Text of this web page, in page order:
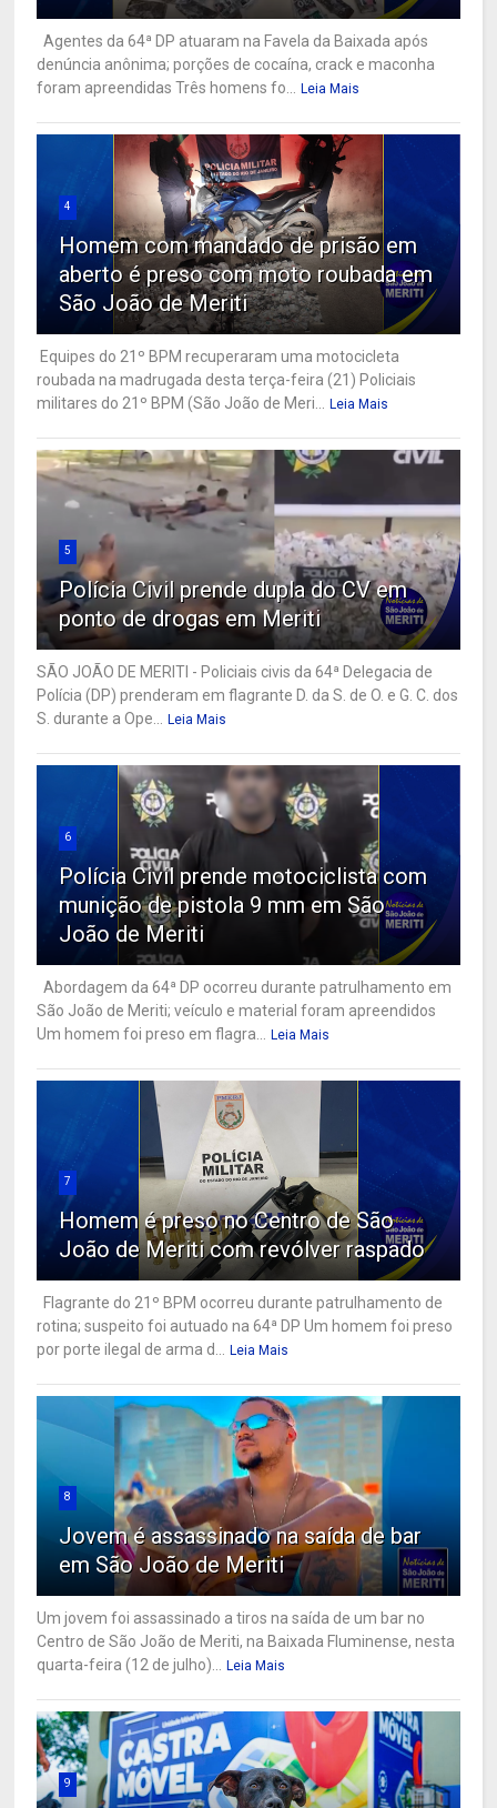
Agentes da 64ª DP atuaram na Favela da Baixada após
denúncia anônima; porções de cocaína, crack e maconha
foram apreendidas Três homens fo... Leia Mais
4
Homem com mandado de prisão em
aberto é preso com moto roubada em
São João de Meriti
Equipes do 21º BPM recuperaram uma motocicleta
roubada na madrugada desta terça-feira (21) Policiais
militares do 21º BPM (São João de Meri... Leia Mais
5
Polícia Civil prende dupla do CV em
ponto de drogas em Meriti
SÃO JOÃO DE MERITI - Policiais civis da 64ª Delegacia de
Polícia (DP) prenderam em flagrante D. da S. de O. e G. C. dos
S. durante a Ope... Leia Mais
6
Polícia Civil prende motociclista com
munição de pistola 9 mm em São
João de Meriti
Abordagem da 64ª DP ocorreu durante patrulhamento em
São João de Meriti; veículo e material foram apreendidos
Um homem foi preso em flagra... Leia Mais
7
Homem é preso no Centro de São
João de Meriti com revólver raspado
Flagrante do 21º BPM ocorreu durante patrulhamento de
rotina; suspeito foi autuado na 64ª DP Um homem foi preso
por porte ilegal de arma d... Leia Mais
8
Jovem é assassinado na saída de bar
em São João de Meriti
Um jovem foi assassinado a tiros na saída de um bar no
Centro de São João de Meriti, na Baixada Fluminense, nesta
quarta-feira (12 de julho)... Leia Mais
9